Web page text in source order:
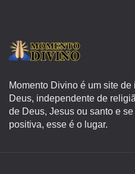
Momento Divino é um site
Deus, independente de
de Deus, Jesus ou santo e
positiva, esse é o lugar.